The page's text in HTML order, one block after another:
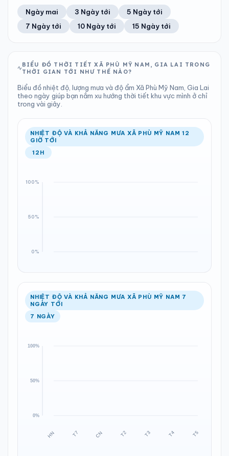
20°C 0%
Khả năng mưa
0 mm
Tổng cả ngày
1004 hPa
Bình thường
8
Chỉ số UV
Tốt
Ước lượng
22°C
Ổn định
0%
Khả năng mưa
Trung bình ngày Tốc độ gió
TIA UV TẦM NHÌN
LƯỢNG MƯA
0 mm
Tổng cả ngày
ÁP SUẤT
1004 hPa
Bình thường
Ổn định Khả năng mưa
Ngày mai 3 Ngày tới
5 Ngày tới
7 Ngày tới
10 Ngày tới 15 Ngày tới
BIỂU ĐỒ THỜI TIẾT XÃ PHÙ MỸ NAM, GIA LAI TRONG
THỜI GIAN TỚI NHƯ THẾ NÀO?
Biểu đồ nhiệt độ, lượng mưa và độ ẩm Xã Phù Mỹ Nam, Gia Lai
theo ngày giúp bạn nắm xu hướng thời tiết khu vực mình ở chỉ
trong vài giây.
NHIỆT ĐỘ VÀ KHẢ NĂNG MƯA XÃ PHÙ MỸ NAM 12
GIỜ TỚI
12H
NHIỆT ĐỘ VÀ KHẢ NĂNG MƯA XÃ PHÙ MỸ NAM 7
NGÀY TỚI
7 NGÀY